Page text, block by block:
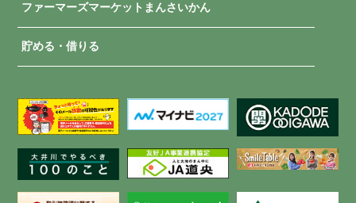
ファーマーズマーケットまんさいかん
貯める・借りる